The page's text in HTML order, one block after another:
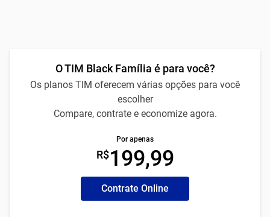
O TIM Black Família é para você?
Os planos TIM oferecem várias opções para você
escolher
Compare, contrate e economize agora.
Por apenas
R$199,99
Contrate Online